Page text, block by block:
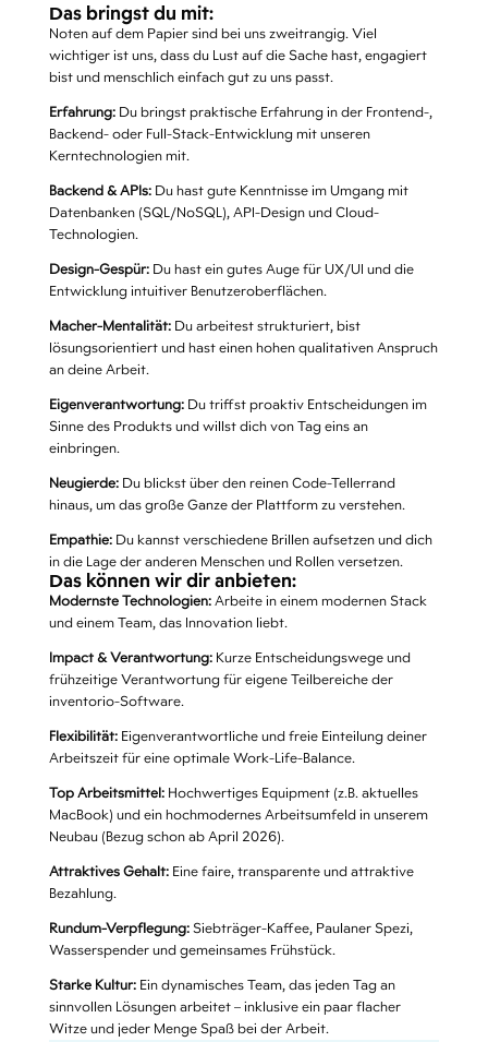
Das bringst du mit:
Noten auf dem Papier sind bei uns zweitrangig. Viel
wichtiger ist uns, dass du Lust auf die Sache hast, engagiert
bist und menschlich einfach gut zu uns passt.
Erfahrung:Du bringst praktische Erfahrung in der Frontend-,
Backend- oder Full-Stack-Entwicklung mit unseren
Kerntechnologien mit.
Backend & APIs:Du hast gute Kenntnisse im Umgang mit
Datenbanken (SQL/NoSQL), API-Design und Cloud-
Technologien.
Design-Gespür:Du hast ein gutes Auge für UX/UI und die
Entwicklung intuitiver Benutzeroberflächen.
Macher-Mentalität:Du arbeitest strukturiert, bist
lösungsorientiert und hast einen hohen qualitativen Anspruch
an deine Arbeit.
Eigenverantwortung:Du triffst proaktiv Entscheidungen im
Sinne des Produkts und willst dich von Tag eins an
einbringen.
Neugierde:Du blickst über den reinen Code-Tellerrand
hinaus, um das große Ganze der Plattform zu verstehen.
Empathie:Du kannst verschiedene Brillen aufsetzen und dich
in die Lage der anderen Menschen und Rollen versetzen.
Das können wir dir anbieten:
Modernste Technologien:Arbeite in einem modernen Stack
und einem Team, das Innovation liebt.
Impact & Verantwortung:Kurze Entscheidungswege und
frühzeitige Verantwortung für eigene Teilbereiche der
inventorio-Software.
Flexibilität:Eigenverantwortliche und freie Einteilung deiner
Arbeitszeit für eine optimale Work-Life-Balance.
Top Arbeitsmittel:Hochwertiges Equipment (z.B. aktuelles
MacBook) und ein hochmodernes Arbeitsumfeld in unserem
Neubau (Bezug schon ab April 2026).
Attraktives Gehalt:Eine faire, transparente und attraktive
Bezahlung.
Rundum-Verpflegung:Siebträger-Kaffee, Paulaner Spezi,
Wasserspender und gemeinsames Frühstück.
Starke Kultur:Ein dynamisches Team, das jeden Tag an
sinnvollen Lösungen arbeitet – inklusive ein paar flacher
Witze und jeder Menge Spaß bei der Arbeit.